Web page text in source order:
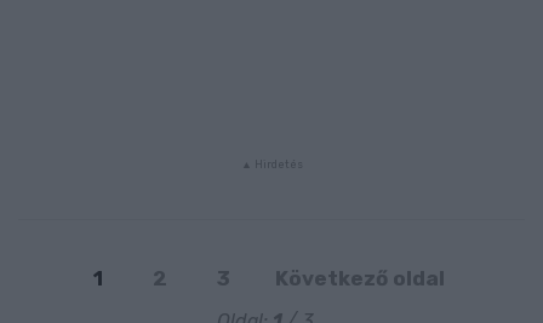
1 2 3 Következő oldal